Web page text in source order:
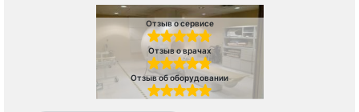
Отзыв о сервисе
Отзыв о врачах
Отзыв об оборудовании